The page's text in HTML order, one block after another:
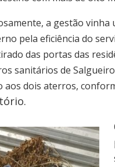
a gestão vinha
pela eficiência do
das portas das
sanitários de
aos dois aterros,